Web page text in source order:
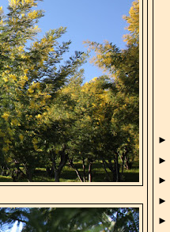
►
►
►
►
►